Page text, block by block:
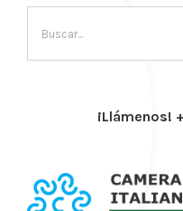
¡Llámenos!